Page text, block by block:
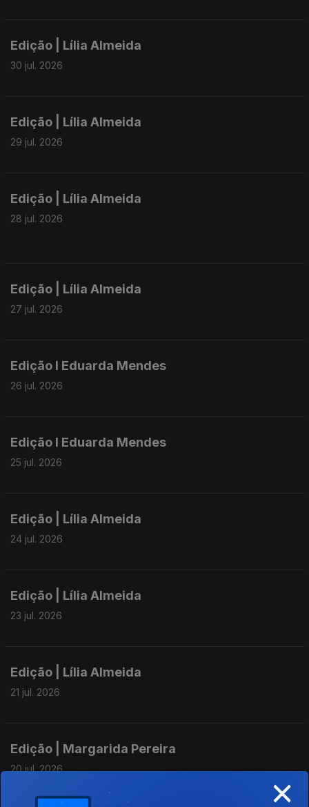
Edição | Lília Almeida
30 jul. 2026
Edição | Lília Almeida
29 jul. 2026
Edição | Lília Almeida
28 jul. 2026
Edição | Lília Almeida
27 jul. 2026
Edição I Eduarda Mendes
26 jul. 2026
Edição I Eduarda Mendes
25 jul. 2026
Edição | Lília Almeida
24 jul. 2026
Edição | Lília Almeida
23 jul. 2026
Edição | Lília Almeida
21 jul. 2026
Edição | Margarida Pereira
20 jul. 2026 ×